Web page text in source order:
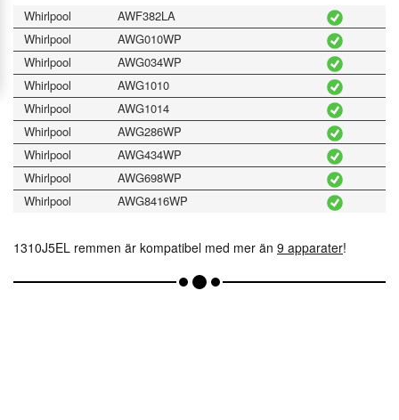
Whirlpool
AWF382LA
Whirlpool
AWG010WP
Whirlpool
AWG034WP
Whirlpool
AWG1010
Whirlpool
AWG1014
Whirlpool
AWG286WP
Whirlpool
AWG434WP
Whirlpool
AWG698WP
Whirlpool
AWG8416WP
1310J5EL remmen är kompatibel med mer än 9 apparater!